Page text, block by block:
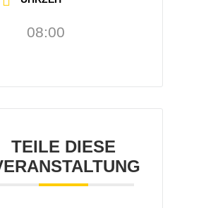
08:00
TEILE DIESE